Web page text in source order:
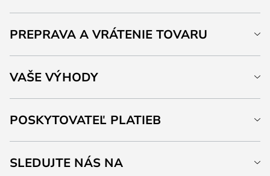
PREPRAVA A VRÁTENIE TOVARU
VAŠE VÝHODY
POSKYTOVATEĽ PLATIEB
SLEDUJTE NÁS NA